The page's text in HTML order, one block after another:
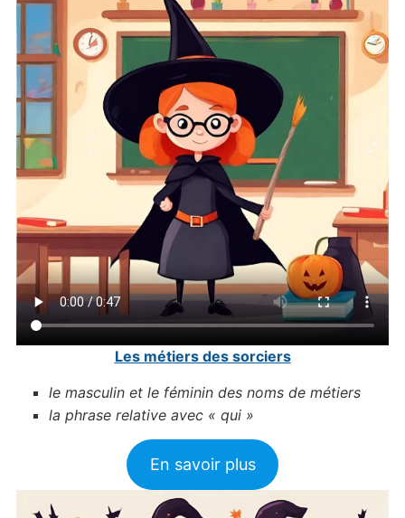
Les métiers des sorciers
le masculin et le féminin des noms de métiers
la phrase relative avec « qui »
En savoir plus